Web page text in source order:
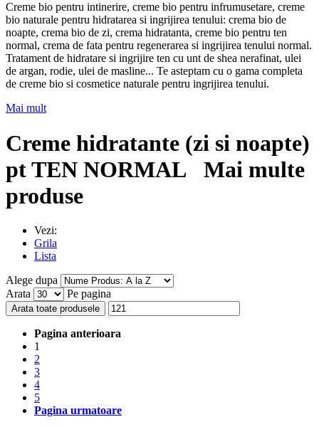
Creme bio pentru intinerire, creme bio pentru infrumusetare, creme
bio naturale pentru hidratarea si ingrijirea tenului: crema bio de
noapte, crema bio de zi, crema hidratanta, creme bio pentru ten
normal, crema de fata pentru regenerarea si ingrijirea tenului normal.
Tratament de hidratare si ingrijire ten cu unt de shea nerafinat, ulei
de argan, rodie, ulei de masline... Te asteptam cu o gama completa
de creme bio si cosmetice naturale pentru ingrijirea tenului.
Mai mult
Creme hidratante (zi si noapte)
pt TEN NORMAL
Mai multe
produse
Vezi:
Grila
Lista
Alege dupa
Arata
Pe pagina
Arata toate produsele
Pagina anterioara
1
2
3
4
5
Pagina urmatoare